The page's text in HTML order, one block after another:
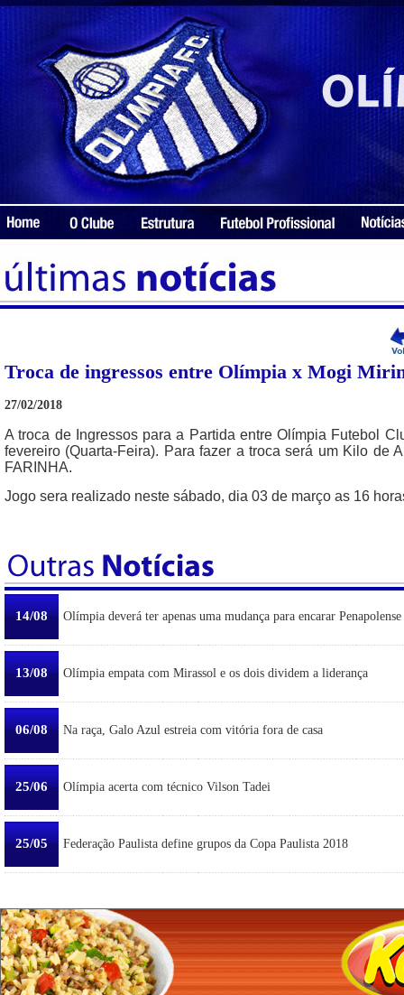
Troca de ingressos entre Olímpia x Mogi
27/02/2018
A troca de Ingressos para a Partida entre Olímpia Futebol
fevereiro (Quarta-Feira). Para fazer a troca será um Kilo de
FARINHA.
Jogo sera realizado neste sábado, dia 03 de março as 16
14/08 Olímpia deverá ter apenas uma mudança para encarar Penapolense
13/08 Olímpia empata com Mirassol e os dois dividem a liderança
06/08 Na raça, Galo Azul estreia com vitória fora de casa
25/06 Olímpia acerta com técnico Vilson Tadei
25/05 Federação Paulista define grupos da Copa Paulista 2018